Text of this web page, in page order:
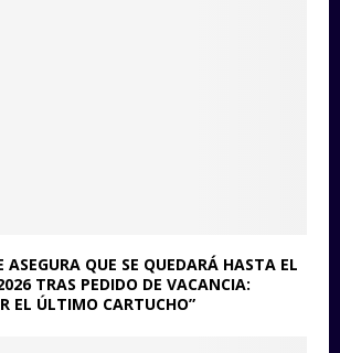
QUE SE QUEDARÁ HASTA EL
TRAS PEDIDO DE VACANCIA:
EL ÚLTIMO CARTUCHO”